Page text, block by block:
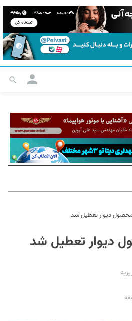
دیوار تعطیل شد
دیوار تعطیل شد